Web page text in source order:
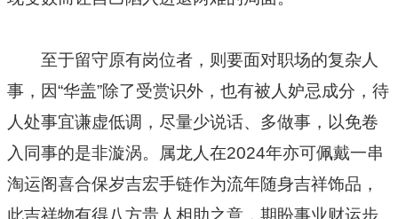
至于留守原有岗位者，则要面对职场的复杂人
事，因“华盖”除了受赏识外，也有被人妒忌成分，待
人处事宜谦虚低调，尽量少说话、多做事，以免卷
入同事的是非漩涡。属龙人在2024年亦可佩戴一串
淘运阁喜合保岁吉宏手链作为流年随身吉祥饰品，
此吉祥物有得八方贵人相助之意，期盼事业财运步